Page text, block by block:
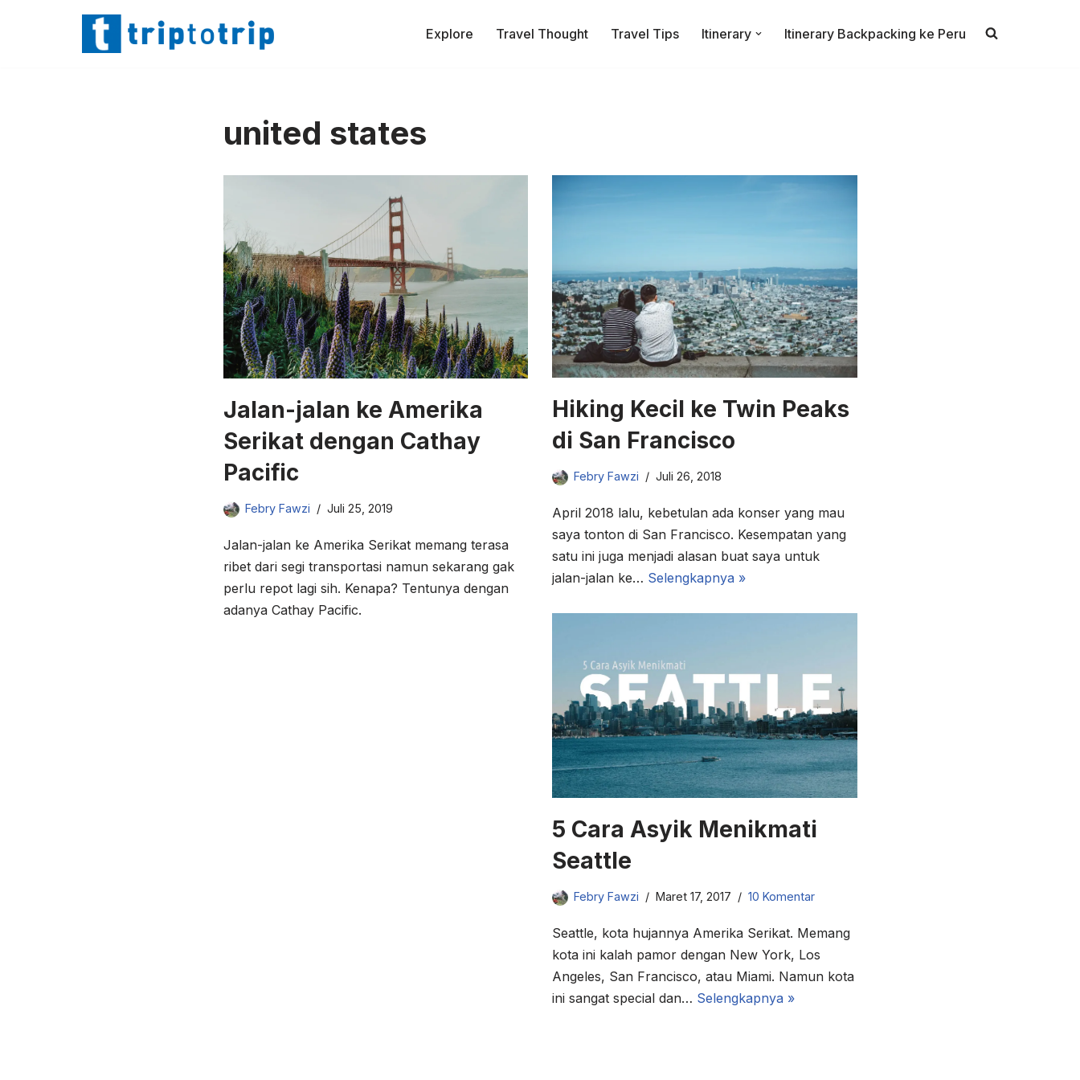
Explore Travel Thought Travel Tips Itinerary Itinerary Backpacking ke Peru
united states
Jalan-jalan ke Amerika
Serikat dengan Cathay
Pacific
Febry Fawzi Juli 25, 2019
Jalan-jalan ke Amerika Serikat memang terasa
ribet dari segi transportasi namun sekarang gak
perlu repot lagi sih. Kenapa? Tentunya dengan
adanya Cathay Pacific.
Hiking Kecil ke Twin Peaks
di San Francisco
Febry Fawzi Juli 26, 2018
April 2018 lalu, kebetulan ada konser yang mau
saya tonton di San Francisco. Kesempatan yang
satu ini juga menjadi alasan buat saya untuk
jalan-jalan ke… Selengkapnya »
5 Cara Asyik Menikmati
Seattle
Febry Fawzi Maret 17, 2017 10 Komentar
Seattle, kota hujannya Amerika Serikat. Memang
kota ini kalah pamor dengan New York, Los
Angeles, San Francisco, atau Miami. Namun kota
ini sangat special dan… Selengkapnya »